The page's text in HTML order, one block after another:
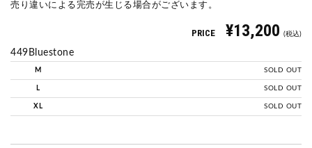
売り違いによる完売が生じる場合がございます。
PRICE ¥13,200 (税込)
449Bluestone
M SOLD OUT
L SOLD OUT
XL SOLD OUT